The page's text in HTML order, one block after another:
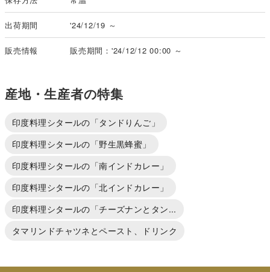
出荷期間 '24/12/19 ～
販売情報 販売期間：'24/12/12 00:00 ～
産地・生産者の特集
印度料理シタールの「タンドりんご」
印度料理シタールの「野生黒蜂蜜」
印度料理シタールの「南インドカレー」
印度料理シタールの「北インドカレー」
印度料理シタールの「チーズナンとタン...
タマリンドチャツネとペースト、ドリンク